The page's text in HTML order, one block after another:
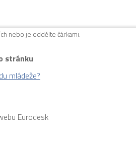
nebo je oddělte čárkami.
stránku
mládeže?
Eurodesk